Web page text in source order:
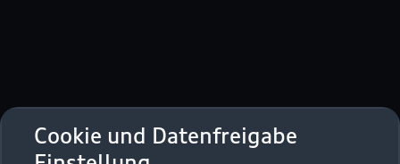
Cookie und Datenfreigabe